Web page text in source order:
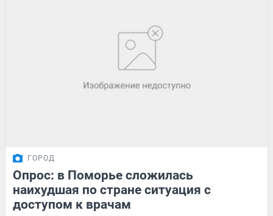
ГОРОД
Опрос: в Поморье сложилась
наихудшая по стране ситуация с
доступом к врачам